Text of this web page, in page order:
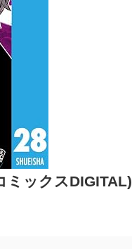
ミックスDIGITAL)